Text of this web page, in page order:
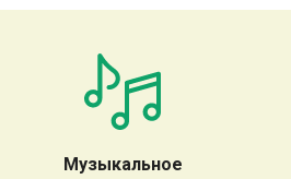
Музыкальное